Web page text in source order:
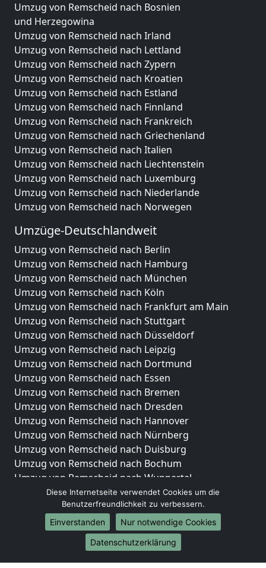
Umzug von Remscheid nach Bosnien
und Herzegowina
Umzug von Remscheid nach Irland
Umzug von Remscheid nach Lettland
Umzug von Remscheid nach Zypern
Umzug von Remscheid nach Kroatien
Umzug von Remscheid nach Estland
Umzug von Remscheid nach Finnland
Umzug von Remscheid nach Frankreich
Umzug von Remscheid nach Griechenland
Umzug von Remscheid nach Italien
Umzug von Remscheid nach Liechtenstein
Umzug von Remscheid nach Luxemburg
Umzug von Remscheid nach Niederlande
Umzug von Remscheid nach Norwegen
Umzüge-Deutschlandweit
Umzug von Remscheid nach Berlin
Umzug von Remscheid nach Hamburg
Umzug von Remscheid nach München
Umzug von Remscheid nach Köln
Umzug von Remscheid nach Frankfurt am Main
Umzug von Remscheid nach Stuttgart
Umzug von Remscheid nach Düsseldorf
Umzug von Remscheid nach Leipzig
Umzug von Remscheid nach Dortmund
Umzug von Remscheid nach Essen
Umzug von Remscheid nach Bremen
Umzug von Remscheid nach Dresden
Umzug von Remscheid nach Hannover
Umzug von Remscheid nach Nürnberg
Umzug von Remscheid nach Duisburg
Umzug von Remscheid nach Bochum
Umzug von Remscheid nach Wuppertal
Umzug von Remscheid nach Bielefeld
Umzug von Remscheid nach Bonn
Umzug von Remscheid nach Münster
Internationale-Umzüge
Umzug von Remscheid nach Brasilien
Diese Internetseite verwendet Cookies um die
Benutzerfreundlichkeit zu verbessern.
Einverstanden
Nur notwendige Cookies
Datenschutzerklärung